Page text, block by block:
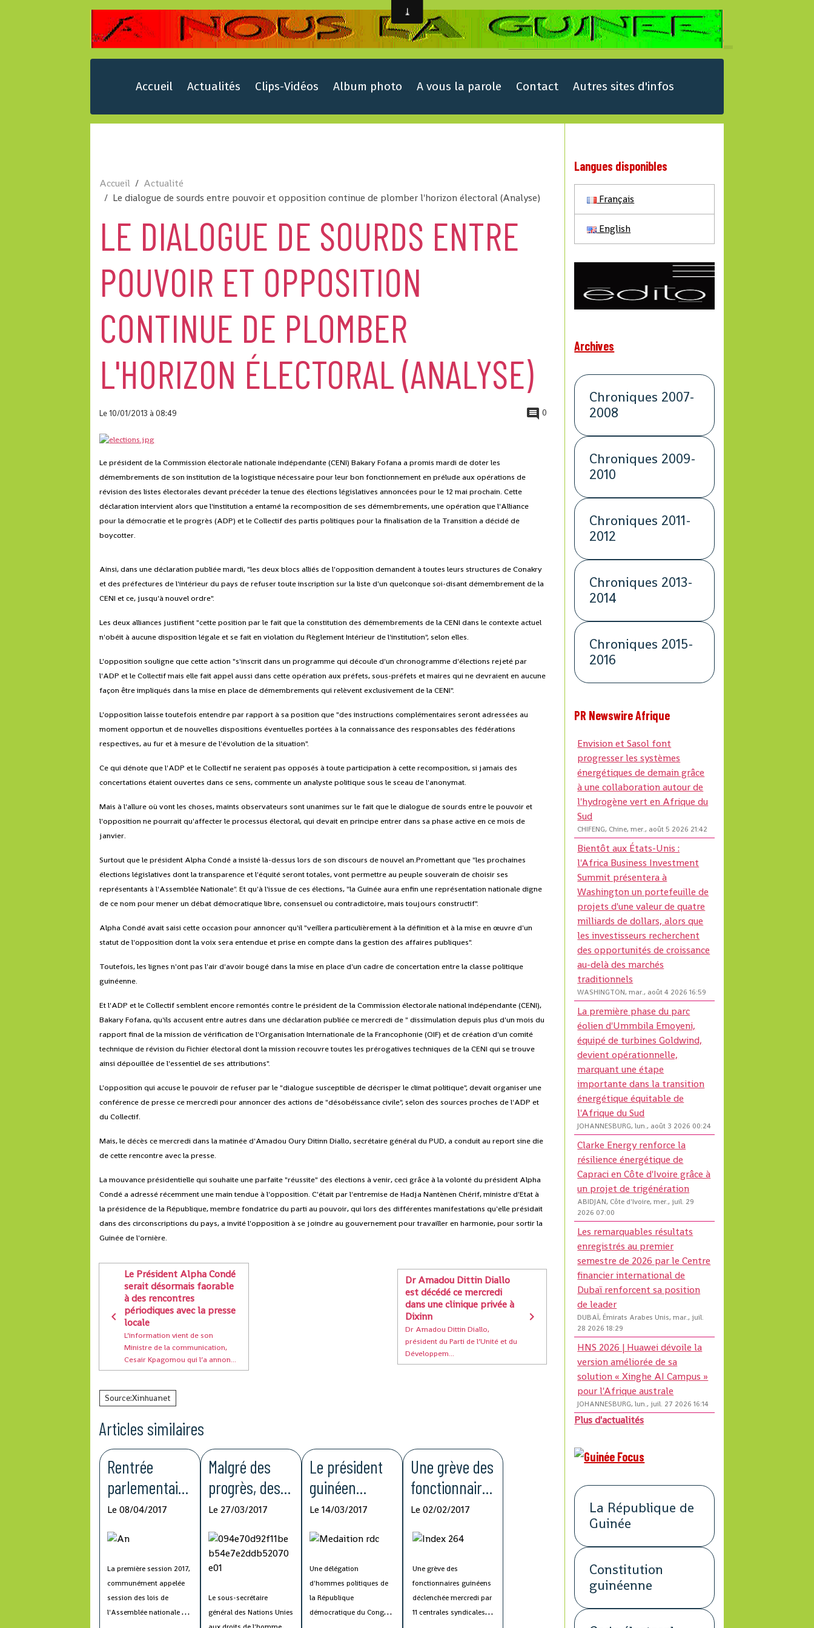
Accueil Actualités Clips-Vidéos Album photo A vous la parole Contact Autres sites d'infos
Accueil
Actualité
Le dialogue de sourds entre pouvoir et opposition continue de plomber l'horizon électoral (Analyse)
LE DIALOGUE DE SOURDS ENTRE
POUVOIR ET OPPOSITION
CONTINUE DE PLOMBER
L'HORIZON ÉLECTORAL (ANALYSE)
Le 10/01/2013à 08:49 0
Le président de la Commission électorale nationale indépendante (CENI) Bakary Fofana a promis mardi de doter les
démembrements de son institution de la logistique nécessaire pour leur bon fonctionnement en prélude aux opérations de
révision des listes électorales devant précéder la tenue des élections législatives annoncées pour le 12 mai prochain.Cette
déclaration intervient alors que l'institution a entamé la recomposition de ses démembrements, une opération que l'Alliance
pour la démocratie et le progrès (ADP) et le Collectif des partis politiques pour la finalisation de la Transition a décidé de
boycotter.
Ainsi, dans une déclaration publiée mardi, "les deux blocs alliés de l'opposition demandent à toutes leurs structures de Conakry
et des préfectures de l'intérieur du pays de refuser toute inscription sur la liste d'un quelconque soi-disant démembrement de la
CENI et ce, jusqu'à nouvel ordre".
Les deux alliances justifient "cette position par le fait que la constitution des démembrements de la CENI dans le contexte actuel
n'obéit à aucune disposition légale et se fait en violation du Règlement Intérieur de l'institution", selon elles.
L'opposition souligne que cette action "s'inscrit dans un programme qui découle d'un chronogramme d'élections rejeté par
l'ADP et le Collectif mais elle fait appel aussi dans cette opération aux préfets, sous-préfets et maires qui ne devraient en aucune
façon être impliqués dans la mise en place de démembrements qui relèvent exclusivement de la CENI".
L'opposition laisse toutefois entendre par rapport à sa position que "des instructions complémentaires seront adressées au
moment opportun et de nouvelles dispositions éventuelles portées à la connaissance des responsables des fédérations
respectives, au fur et à mesure de l'évolution de la situation".
Ce qui dénote que l'ADP et le Collectif ne seraient pas opposés à toute participation à cette recomposition, si jamais des
concertations étaient ouvertes dans ce sens, commente un analyste politique sous le sceau de l'anonymat.
Mais à l'allure où vont les choses, maints observateurs sont unanimes sur le fait que le dialogue de sourds entre le pouvoir et
l'opposition ne pourrait qu'affecter le processus électoral, qui devait en principe entrer dans sa phase active en ce mois de
janvier.
Surtout que le président Alpha Condé a insisté là-dessus lors de son discours de nouvel an.Promettant que "les prochaines
élections législatives dont la transparence et l'équité seront totales, vont permettre au peuple souverain de choisir ses
représentants à l'Assemblée Nationale". Et qu'à l'issue de ces élections, "la Guinée aura enfin une représentation nationale digne
de ce nom pour mener un débat démocratique libre, consensuel ou contradictoire, mais toujours constructif".
Alpha Condé avait saisi cette occasion pour annoncer qu'il "veillera particulièrement à la définition et à la mise en œuvre d'un
statut de l'opposition dont la voix sera entendue et prise en compte dans la gestion des affaires publiques".
Toutefois, les lignes n'ont pas l'air d'avoir bougé dans la mise en place d'un cadre de concertation entre la classe politique
guinéenne.
Et l'ADP et le Collectif semblent encore remontés contre le président de la Commission électorale national indépendante (CENI),
Bakary Fofana, qu'ils accusent entre autres dans une déclaration publiée ce mercredi de " dissimulation depuis plus d'un mois du
rapport final de la mission de vérification de l'Organisation Internationale de la Francophonie (OIF) et de création d'un comité
technique de révision du Fichier électoral dont la mission recouvre toutes les prérogatives techniques de la CENI qui se trouve
ainsi dépouillée de l'essentiel de ses attributions".
L'opposition qui accuse le pouvoir de refuser par le "dialogue susceptible de décrisper le climat politique", devait organiser une
conférence de presse ce mercredi pour annoncer des actions de "désobéissance civile", selon des sources proches de l'ADP et
du Collectif.
Mais, le décès ce mercredi dans la matinée d'Amadou Oury Ditinn Diallo, secrétaire général du PUD, a conduit au report sine die
de cette rencontre avec la presse.
La mouvance présidentielle qui souhaite une parfaite "réussite" des élections à venir, ceci grâce à la volonté du président Alpha
Condé a adressé récemment une main tendue à l'opposition. C'était par l'entremise de Hadja Nantènen Chérif, ministre d'Etat à
la présidence de la République, membre fondatrice du parti au pouvoir, qui lors des différentes manifestations qu'elle présidait
dans des circonscriptions du pays, a invité l'opposition à se joindre au gouvernement pour travailler en harmonie, pour sortir la
Guinée de l'ornière.
Le Président Alpha Condé
serait désormais faorable
à des rencontres
périodiques avec la presse
locale
L’information vient de son
Ministre de la communication,
Cesair Kpagomou qui l’a annon...
Dr Amadou Dittin Diallo
est décédé ce mercredi
dans une clinique privée à
Dixinn
Dr Amadou Dittin Diallo,
président du Parti de l’Unité et du
Développem...
Source:Xinhuanet
Articles similaires
Rentrée
parlementaire
2017
Le 08/04/2017
La première session 2017,
communément appelée
session des lois de
l'Assemblée nationale de
Malgré des
progrès, des
lacunes
subsistent
dans la lutte
contre
l'impunité,
selon l'ONU
Le 27/03/2017
Le sous-secrétaire
général des Nations Unies
Le président
guinéen
sollicité dans
la résolution
de la crise
politique en
RDC
Le 14/03/2017
Une délégation
d'hommes politiques de
la République
démocratique du Congo
Une grève des
fonctionnaires
paralyse
l'administratio
n guinéenne
Le 02/02/2017
Une grève des
fonctionnaires guinéens
déclenchée mercredi par
11 centrales syndicales
Langues disponibles
Français
English
Archives
Chroniques 2007-
2008
Chroniques 2009-
2010
Chroniques 2011-
2012
Chroniques 2013-
2014
Chroniques 2015-
2016
PR Newswire Afrique
Envision et Sasol font
progresser les systèmes
énergétiques de demain grâce
à une collaboration autour de
l'hydrogène vert en Afrique du
Sud
CHIFENG, Chine, mer., août 5 2026 21:42
Bientôt aux États-Unis :
l'Africa Business Investment
Summit présentera à
Washington un portefeuille de
projets d'une valeur de quatre
milliards de dollars, alors que
les investisseurs recherchent
des opportunités de croissance
au-delà des marchés
traditionnels
WASHINGTON, mar., août 4 2026 16:59
La première phase du parc
éolien d'Ummbila Emoyeni,
équipé de turbines Goldwind,
devient opérationnelle,
marquant une étape
importante dans la transition
énergétique équitable de
l'Afrique du Sud
JOHANNESBURG, lun., août 3 2026 00:24
Clarke Energy renforce la
résilience énergétique de
Capraci en Côte d'Ivoire grâce à
un projet de trigénération
ABIDJAN, Côte d'Ivoire, mer., juil. 29
2026 07:00
Les remarquables résultats
enregistrés au premier
semestre de 2026 par le Centre
financier international de
Dubaï renforcent sa position
de leader
DUBAÏ, Émirats Arabes Unis, mar., juil.
28 2026 18:29
HNS 2026 | Huawei dévoile la
version améliorée de sa
solution « Xinghe AI Campus »
pour l'Afrique australe
JOHANNESBURG, lun., juil. 27 2026 16:14
Plus d'actualités
La République de
Guinée
Constitution
guinéenne